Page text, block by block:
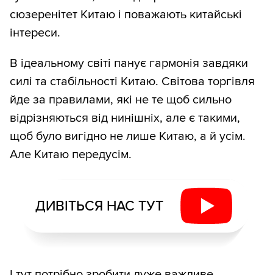
сюзеренітет Китаю і поважають китайські
інтереси.
В ідеальному світі панує гармонія завдяки
силі та стабільності Китаю. Світова торгівля
йде за правилами, які не те щоб сильно
відрізняються від нинішніх, але є такими,
щоб було вигідно не лише Китаю, а й усім.
Але Китаю передусім.
ДИВІТЬСЯ НАС ТУТ